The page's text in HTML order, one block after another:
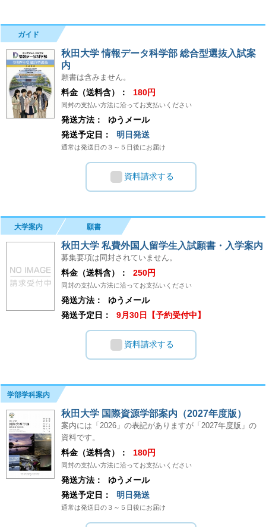
ガイド
秋田大学 情報データ科学部 総合型選抜入試案
内
願書は含みません。
料金（送料含）： 180円
同封の支払い方法に沿ってお支払いください
発送方法：
ゆうメール
発送予定日：
明日発送
通常は発送日の３～５日後にお届け
資料請求する
大学案内 願書
秋田大学 私費外国人留学生入試願書・入学案内
募集要項は同封されていません。
料金（送料含）： 250円
同封の支払い方法に沿ってお支払いください
発送方法：
ゆうメール
発送予定日：
9月30日【予約受付中】
資料請求する
学部学科案内
秋田大学 国際資源学部案内（2027年度版）
案内には「2026」の表記がありますが「2027年度版」の
資料です。
料金（送料含）： 180円
同封の支払い方法に沿ってお支払いください
発送方法：
ゆうメール
発送予定日：
明日発送
通常は発送日の３～５日後にお届け